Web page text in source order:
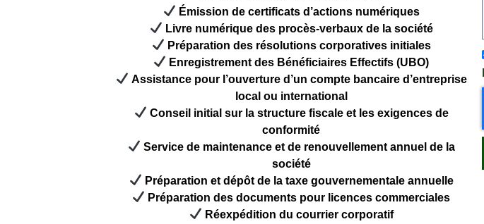
Émission de certificats d’actions numériques
Livre numérique des procès-verbaux de la société
Préparation des résolutions corporatives initiales
Enregistrement des Bénéficiaires Effectifs (UBO)
Assistance pour l’ouverture d’un compte bancaire d’entreprise
local ou international
Conseil initial sur la structure fiscale et les exigences de
conformité
Service de maintenance et de renouvellement annuel de la
société
Préparation et dépôt de la taxe gouvernementale annuelle
Préparation des documents pour licences commerciales
Réexpédition du courrier corporatif